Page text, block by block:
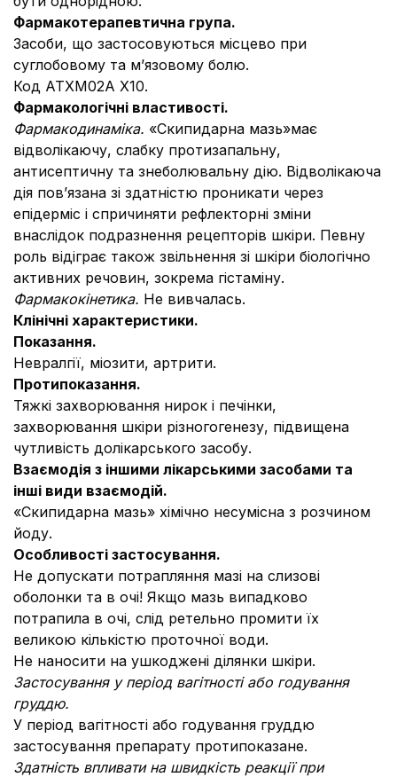
Фармакотерапевтична група.
Засоби, що застосовуються місцево при
суглобовому та м’язовому болю.
Код АТХМ02А Х10.
Фармакологічні властивості.
Фармакодинаміка. «Скипидарна мазь»має
відволікаючу, слабку протизапальну,
антисептичну та знеболювальну дію. Відволікаюча
дія пов’язана зі здатністю проникати через
епідерміс і спричиняти рефлекторні зміни
внаслідок подразнення рецепторів шкіри. Певну
роль відіграє також звільнення зі шкіри біологічно
активних речовин, зокрема гістаміну.
Фармакокінетика. Не вивчалась.
Клінічні характеристики.
Показання.
Невралгії, міозити, артрити.
Протипоказання.
Тяжкі захворювання нирок і печінки,
захворювання шкіри різногогенезу, підвищена
чутливість долікарського засобу.
Взаємодія з іншими лікарськими засобами та
інші види взаємодій.
«Скипидарна мазь» хімічно несумісна з розчином
йоду.
Особливості застосування.
Не допускати потрапляння мазі на слизові
оболонки та в очі! Якщо мазь випадково
потрапила в очі, слід ретельно промити їх
великою кількістю проточної води.
Не наносити на ушкоджені ділянки шкіри.
Застосування у період вагітності або годування
груддю.
У період вагітності або годування груддю
застосування препарату протипоказане.
Здатність впливати на швидкість реакції при